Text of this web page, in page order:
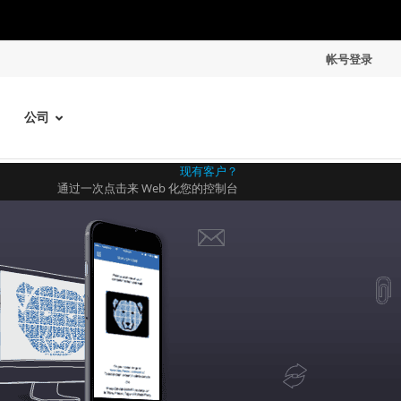
帐号登录
公司
现有客户？
通过一次点击来 Web 化您的控制台